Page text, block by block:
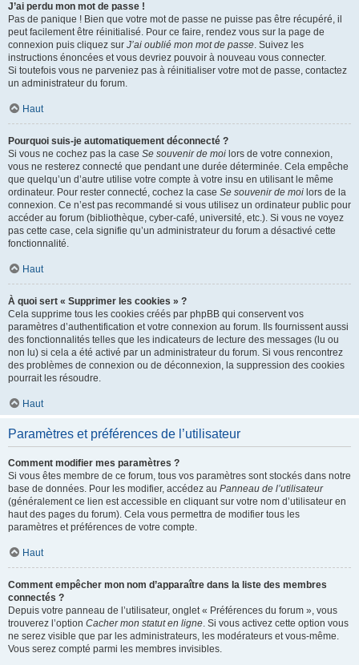
J’ai perdu mon mot de passe !
Pas de panique ! Bien que votre mot de passe ne puisse pas être récupéré, il
peut facilement être réinitialisé. Pour ce faire, rendez vous sur la page de
connexion puis cliquez sur J’ai oublié mon mot de passe. Suivez les
instructions énoncées et vous devriez pouvoir à nouveau vous connecter.
Si toutefois vous ne parveniez pas à réinitialiser votre mot de passe, contactez
un administrateur du forum.
Haut
Pourquoi suis-je automatiquement déconnecté ?
Si vous ne cochez pas la case Se souvenir de moi lors de votre connexion,
vous ne resterez connecté que pendant une durée déterminée. Cela empêche
que quelqu’un d’autre utilise votre compte à votre insu en utilisant le même
ordinateur. Pour rester connecté, cochez la case Se souvenir de moi lors de la
connexion. Ce n’est pas recommandé si vous utilisez un ordinateur public pour
accéder au forum (bibliothèque, cyber-café, université, etc.). Si vous ne voyez
pas cette case, cela signifie qu’un administrateur du forum a désactivé cette
fonctionnalité.
Haut
À quoi sert « Supprimer les cookies » ?
Cela supprime tous les cookies créés par phpBB qui conservent vos
paramètres d’authentification et votre connexion au forum. Ils fournissent aussi
des fonctionnalités telles que les indicateurs de lecture des messages (lu ou
non lu) si cela a été activé par un administrateur du forum. Si vous rencontrez
des problèmes de connexion ou de déconnexion, la suppression des cookies
pourrait les résoudre.
Haut
Paramètres et préférences de l’utilisateur
Comment modifier mes paramètres ?
Si vous êtes membre de ce forum, tous vos paramètres sont stockés dans notre
base de données. Pour les modifier, accédez au Panneau de l’utilisateur
(généralement ce lien est accessible en cliquant sur votre nom d’utilisateur en
haut des pages du forum). Cela vous permettra de modifier tous les
paramètres et préférences de votre compte.
Haut
Comment empêcher mon nom d’apparaître dans la liste des membres
connectés ?
Depuis votre panneau de l’utilisateur, onglet « Préférences du forum », vous
trouverez l’option Cacher mon statut en ligne. Si vous activez cette option vous
ne serez visible que par les administrateurs, les modérateurs et vous-même.
Vous serez compté parmi les membres invisibles.